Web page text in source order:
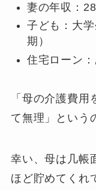
妻の年収：
子ども：大
期）
住宅ローン
「母の介護費
て無理」という
幸い、母は几帳
ほど貯めてくれ